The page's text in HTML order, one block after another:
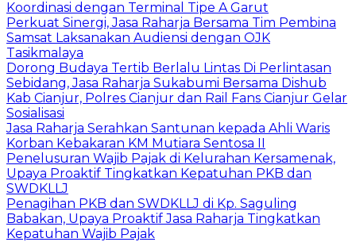
Koordinasi dengan Terminal Tipe A Garut
Perkuat Sinergi, Jasa Raharja Bersama Tim Pembina
Samsat Laksanakan Audiensi dengan OJK
Tasikmalaya
Dorong Budaya Tertib Berlalu Lintas Di Perlintasan
Sebidang, Jasa Raharja Sukabumi Bersama Dishub
Kab Cianjur, Polres Cianjur dan Rail Fans Cianjur Gelar
Sosialisasi
Jasa Raharja Serahkan Santunan kepada Ahli Waris
Korban Kebakaran KM Mutiara Sentosa II
Penelusuran Wajib Pajak di Kelurahan Kersamenak,
Upaya Proaktif Tingkatkan Kepatuhan PKB dan
SWDKLLJ
Penagihan PKB dan SWDKLLJ di Kp. Saguling
Babakan, Upaya Proaktif Jasa Raharja Tingkatkan
Kepatuhan Wajib Pajak